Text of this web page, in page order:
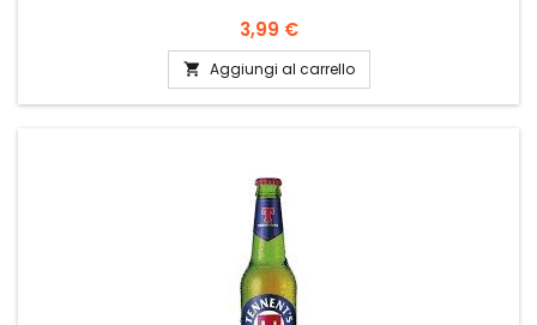
Prezzo
3,99 €
 Aggiungi al carrello